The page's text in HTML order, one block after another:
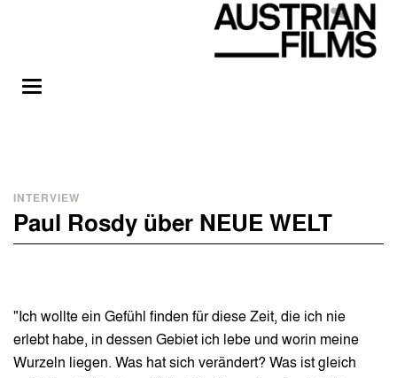
INTERVIEW
Paul Rosdy über NEUE WELT
"Ich wollte ein Gefühl finden für diese Zeit, die ich nie
erlebt habe, in dessen Gebiet ich lebe und worin meine
Wurzeln liegen. Was hat sich verändert? Was ist gleich